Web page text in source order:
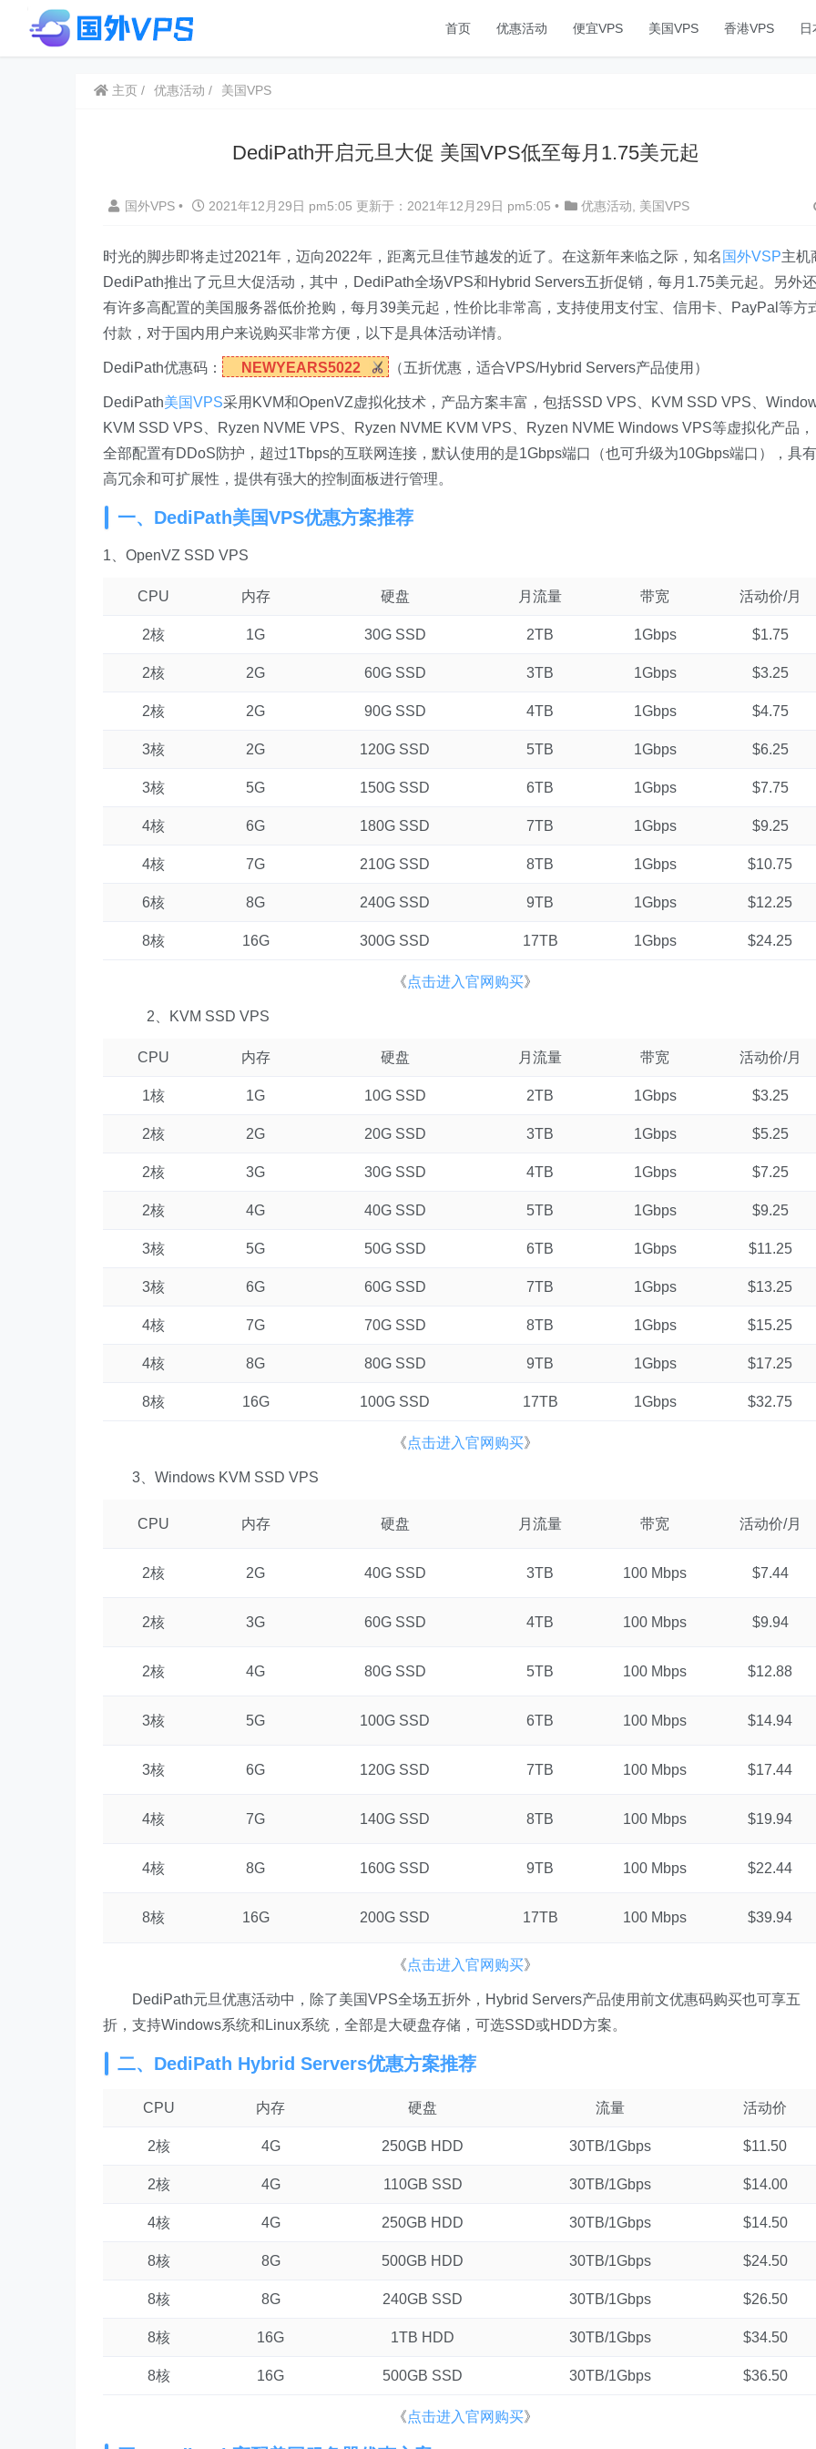
首页 优惠活动 便宜VPS 美国VPS 香港VPS 日
主页 优惠活动 美国VPS
DediPath开启元旦大促 美国VPS低至每月1.75美元起
国外VPS • 2021年12月29日 pm5:05 更新于：2021年12月29日 pm5:05 • 优惠活动 美国VPS
时光的脚步即将走过2021年，迈向2022年，距离元旦佳节越发的近了。在这新年来临之际，知名 国外VSP主机
DediPath推出了元旦大促活动，其中，DediPath全场VPS和Hybrid Servers五折促销，每月1.75美元起。另外还
有许多高配置的美国服务器低价抢购，每月39美元起，性价比非常高，支持使用支付宝、信用卡、PayPal等方
付款，对于国内用户来说购买非常方便，以下是具体活动详情。
DediPath优惠码： NEWYEARS5022 （五折优惠，适合VPS/Hybrid Servers产品使用）
DediPath美国VPS采用KVM和OpenVZ虚拟化技术，产品方案丰富，包括SSD VPS、KVM SSD VPS、
KVM SSD VPS、Ryzen NVME VPS、Ryzen NVME KVM VPS、Ryzen NVME Windows VPS等虚拟化产品，
全部配置有DDoS防护，超过1Tbps的互联网连接，默认使用的是1Gbps端口（也可升级为10Gbps端口），具有
高冗余和可扩展性，提供有强大的控制面板进行管理。
一、DediPath美国VPS优惠方案推荐
1、OpenVZ SSD VPS
CPU 内存 硬盘 月流量 带宽 活动价/月
2核 1G 30G SSD 2TB 1Gbps $1.75
2核 2G 60G SSD 3TB 1Gbps $3.25
2核 2G 90G SSD 4TB 1Gbps $4.75
3核 2G 120G SSD 5TB 1Gbps $6.25
3核 5G 150G SSD 6TB 1Gbps $7.75
4核 6G 180G SSD 7TB 1Gbps $9.25
4核 7G 210G SSD 8TB 1Gbps $10.75
6核 8G 240G SSD 9TB 1Gbps $12.25
8核 16G 300G SSD 17TB 1Gbps $24.25
《点击进入官网购买》
2、KVM SSD VPS
CPU 内存 硬盘 月流量 带宽 活动价/月
1核 1G 10G SSD 2TB 1Gbps $3.25
2核 2G 20G SSD 3TB 1Gbps $5.25
2核 3G 30G SSD 4TB 1Gbps $7.25
2核 4G 40G SSD 5TB 1Gbps $9.25
3核 5G 50G SSD 6TB 1Gbps $11.25
3核 6G 60G SSD 7TB 1Gbps $13.25
4核 7G 70G SSD 8TB 1Gbps $15.25
4核 8G 80G SSD 9TB 1Gbps $17.25
8核 16G 100G SSD 17TB 1Gbps $32.75
《点击进入官网购买》
3、Windows KVM SSD VPS
CPU 内存 硬盘 月流量 带宽 活动价/月
2核 2G 40G SSD 3TB 100 Mbps $7.44
2核 3G 60G SSD 4TB 100 Mbps $9.94
2核 4G 80G SSD 5TB 100 Mbps $12.88
3核 5G 100G SSD 6TB 100 Mbps $14.94
3核 6G 120G SSD 7TB 100 Mbps $17.44
4核 7G 140G SSD 8TB 100 Mbps $19.94
4核 8G 160G SSD 9TB 100 Mbps $22.44
8核 16G 200G SSD 17TB 100 Mbps $39.94
《点击进入官网购买》
DediPath元旦优惠活动中，除了美国VPS全场五折外，Hybrid Servers产品使用前文优惠码购买也可享五
折，支持Windows系统和Linux系统，全部是大硬盘存储，可选SSD或HDD方案。
二、DediPath Hybrid Servers优惠方案推荐
CPU 内存 硬盘 流量 活动价
2核 4G 250GB HDD 30TB/1Gbps $11.50
2核 4G 110GB SSD 30TB/1Gbps $14.00
4核 4G 250GB HDD 30TB/1Gbps $14.50
8核 8G 500GB HDD 30TB/1Gbps $24.50
8核 8G 240GB SSD 30TB/1Gbps $26.50
8核 16G 1TB HDD 30TB/1Gbps $34.50
8核 16G 500GB SSD 30TB/1Gbps $36.50
《点击进入官网购买》